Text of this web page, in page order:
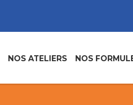
NOS ATELIERS NOS